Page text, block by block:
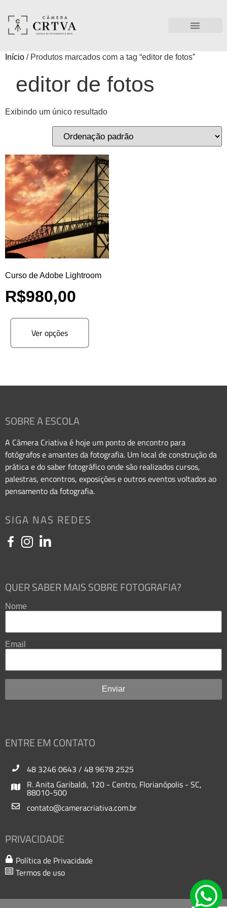
Início / Produtos marcados com a tag “editor de fotos”
editor de fotos
Exibindo um único resultado
Curso de Adobe Lightroom
R$980,00
Ver opções
SOBRE A ESCOLA
A Câmera Criativa é hoje um ponto de encontro para
fotógrafos e amantes da fotografia. Um local de construção da
prática e do saber fotográfico onde são realizados cursos,
palestras, encontros, exposições e outros eventos voltados ao
pensamento da fotografia.
SIGA NAS REDES
QUER SABER MAIS SOBRE FOTOGRAFIA?
Nome
Email
ENTRE EM CONTATO
48 3246 0643 / 48 9678 2525
R. Anita Garibaldi, 120 - Centro, Florianópolis - SC,
88010-500
contato@cameracriativa.com.br
PRIVACIDADE
Política de Privacidade
Termos de uso